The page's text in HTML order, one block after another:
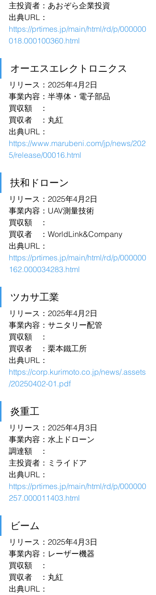
主投資者：あおぞら企業投資
出典URL：
https://prtimes.jp/main/html/rd/p/000000
018.000100360.html
オーエスエレクトロニクス
リリース：2025年4月2日
事業内容：半導体・電子部品
買収額　：
買収者　：丸紅
出典URL：
https://www.marubeni.com/jp/news/202
5/release/00016.html
扶和ドローン
リリース：2025年4月2日
事業内容：UAV測量技術
買収額　：
買収者　：WorldLink&Company
出典URL：
https://prtimes.jp/main/html/rd/p/000000
162.000034283.html
ツカサ工業
リリース：2025年4月2日
事業内容：サニタリー配管
買収額　：
買収者　：栗本鐵工所
出典URL：
https://corp.kurimoto.co.jp/news/.assets
/20250402-01.pdf
炎重工
リリース：2025年4月3日
事業内容：水上ドローン
調達額　：
主投資者：ミライドア
出典URL：
https://prtimes.jp/main/html/rd/p/000000
257.000011403.html
ビーム
リリース：2025年4月3日
事業内容：レーザー機器
買収額　：
買収者　：丸紅
出典URL：